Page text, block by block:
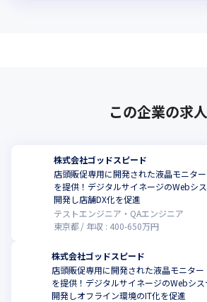
この企業の求人
株式会社ゴッドスピード
店頭販促専用に開発された液晶モニタ
を提供！デジタルサイネージのWebシ
開発し店舗DX化を促進
テストエンジニア・QAエンジニア
東京都
年収 : 400-650万円
株式会社ゴッドスピード
店頭販促専用に開発された液晶モニタ
を提供！デジタルサイネージのWebシ
開発しオフライン環境のIT化を促進